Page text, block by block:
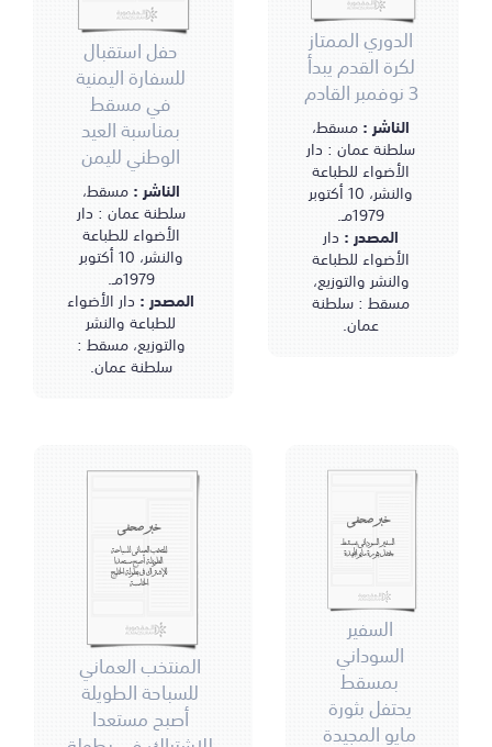
حفل استقبال
للسفارة اليمنية
في مسقط
بمناسبة العيد
الوطني لليمن
الناشر :مسقط،
سلطنة عمان : دار
الأضواء للطباعة
والنشر، 10 أكتوبر
1979مـ.
المصدر : دار الأضواء
للطباعة والنشر
والتوزيع، مسقط :
سلطنة عمان.
الدوري الممتاز
لكرة القدم يبدأ
3 نوفمبر القادم
الناشر :مسقط،
سلطنة عمان : دار
الأضواء للطباعة
والنشر، 10 أكتوبر
1979مـ.
المصدر : دار
الأضواء للطباعة
والنشر والتوزيع،
مسقط : سلطنة
عمان.
خبر صحفي
المنتخب العماني للسباحة
الطويلة أصبح مستعدا
للإشتراك في بطولة الخليج
الخامسة
المنتخب العماني
للسباحة الطويلة
أصبح مستعدا
خبر صحفي
السفير السوداني بمسقط
يحتفل بثورة مايو المجيدة
السفير
السوداني
بمسقط
يحتفل بثورة
مايو المجيدة